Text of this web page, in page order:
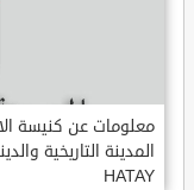
معلومات عن كنيسة
HATAY